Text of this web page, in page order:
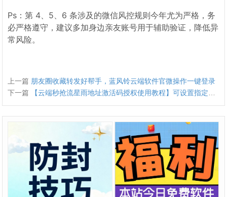
Ps：第 4、5、6 条涉及的微信风控规则今年尤为严格，务
必严格遵守，建议多加身边亲友账号用于辅助验证，降低异
常风险。
上一篇 朋友圈收藏转发好帮手，蓝风铃云端软件官微操作一键登录
下一篇
【云端秒抢流星雨地址激活码授权使用教程】可设置指定群不抢-过滤关键词